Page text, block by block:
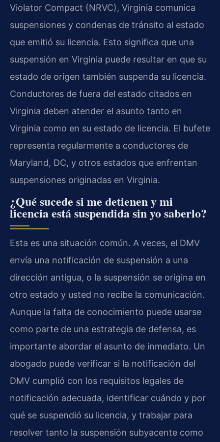
Violator Compact (NRVC), Virginia comunica
suspensiones y condenas de tránsito al estado
que emitió su licencia. Esto significa que una
suspensión en Virginia puede resultar en que su
estado de origen también suspenda su licencia.
Conductores de fuera del estado citados en
Virginia deben atender el asunto tanto en
Virginia como en su estado de licencia. El bufete
representa regularmente a conductores de
Maryland, DC, y otros estados que enfrentan
suspensiones originadas en Virginia.
¿Qué sucede si me detienen y mi
licencia está suspendida sin yo saberlo?
Esta es una situación común. A veces, el DMV
envía una notificación de suspensión a una
dirección antigua, o la suspensión se origina en
otro estado y usted no recibe la comunicación.
Aunque la falta de conocimiento puede usarse
como parte de una estrategia de defensa, es
importante abordar el asunto de inmediato. Un
abogado puede verificar si la notificación del
DMV cumplió con los requisitos legales de
notificación adecuada, identificar cuándo y por
qué se suspendió su licencia, y trabajar para
resolver tanto la suspensión subyacente como